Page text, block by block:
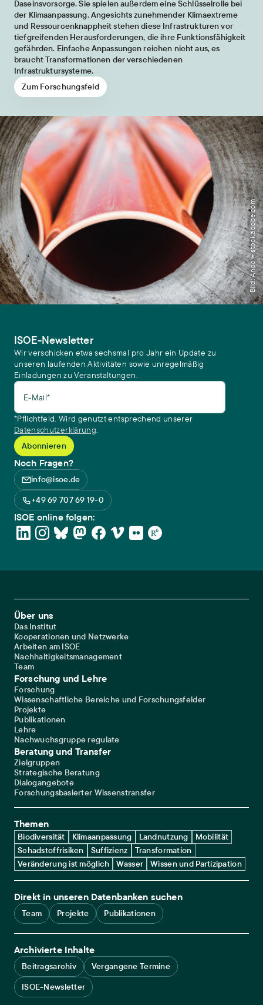
Daseinsvorsorge. Sie spielen außerdem eine Schlüsselrolle bei
der Klimaanpassung. Angesichts zunehmender Klimaextreme
und Ressourcenknappheit stehen diese Infrastrukturen vor
tiefgreifenden Herausforderungen, die ihre Funktionsfähigkeit
gefährden. Einfache Anpassungen reichen nicht aus, es
braucht Transformationen der verschiedenen
Infrastruktursysteme.
Zum Forschungsfeld
Bild: Anoo – stock.adobe.com
ISOE-Newsletter
Wir verschicken etwa sechsmal pro Jahr ein Update zu
unseren laufenden Aktivitäten sowie unregelmäßig
Einladungen zu Veranstaltungen.
E-Mail*
*Pflichtfeld. Wird genutzt entsprechend unserer
Datenschutzerklärung.
Noch Fragen?
info@isoe.de
+49 69 707 69 19-0
ISOE online folgen:
Footer Main Navigation
Über uns
Das Institut
Kooperationen und Netzwerke
Arbeiten am ISOE
Nachhaltigkeitsmanagement
Team
Forschung und Lehre
Forschung
Wissenschaftliche Bereiche und Forschungsfelder
Projekte
Publikationen
Lehre
Nachwuchsgruppe regulate
Beratung und Transfer
Zielgruppen
Strategische Beratung
Dialogangebote
Forschungsbasierter Wissenstransfer
Themen
Biodiversität Klimaanpassung Landnutzung
Mobilität
Schadstoffrisiken
Suffizienz
Transformation
Veränderung ist möglich
Wasser Wissen und Partizipation
Direkt in unseren Datenbanken suchen
Team Projekte Publikationen
Archivierte Inhalte
Beitragsarchiv
Vergangene Termine
ISOE-Newsletter